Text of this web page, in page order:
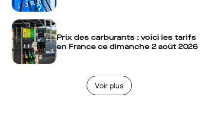
Prix des carburants : voici les tarifs
en France ce dimanche 2 août 2026
Voir plus